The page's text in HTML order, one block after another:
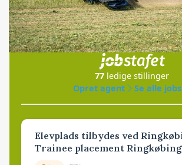
Jobs
i samarbejde med
77 ledige stillinger
Opret agent
Se alle jobs
Elevplads tilbydes ved
Trainee placement Ringkøbing